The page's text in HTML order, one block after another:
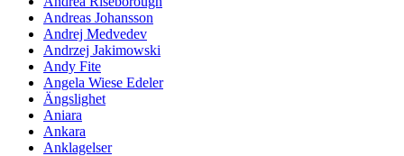
Andreas Johansson
Andrej Medvedev
Andrzej Jakimowski
Andy Fite
Angela Wiese Edeler
Ängslighet
Aniara
Ankara
Anklagelser